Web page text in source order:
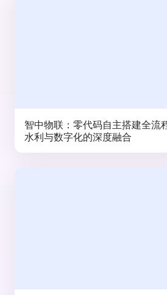
智中物联：零代码自主搭建全流
水利与数字化的深度融合